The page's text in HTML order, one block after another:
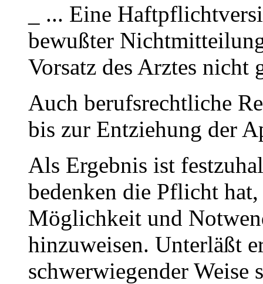
_ ... Eine
bewußter
Vorsatz des Arztes nicht
Auch berufsrechtliche
bis zur Entziehung der
Als Ergebnis ist
bedenken die Pflicht
Möglichkeit und
hinzuweisen. Unterläßt
schwerwiegender